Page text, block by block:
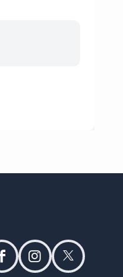
facebookinstagramtwitter